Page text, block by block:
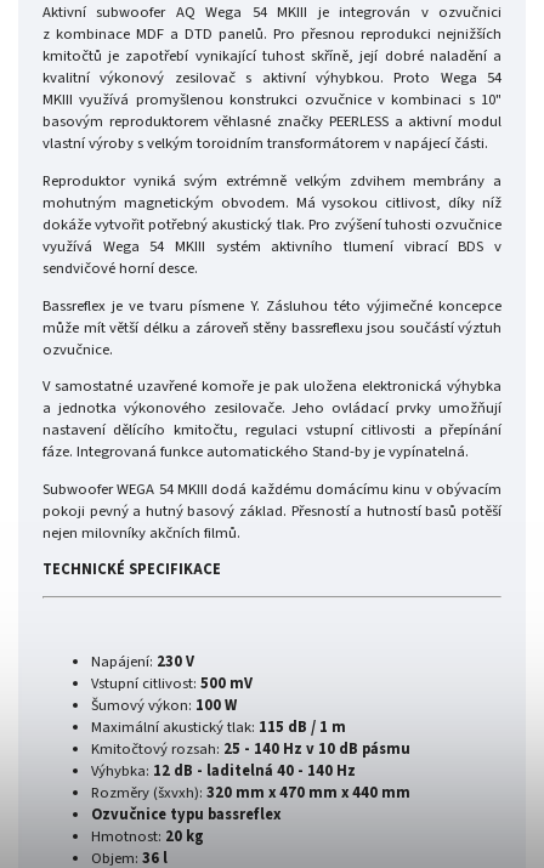
Aktivní subwoofer AQ Wega 54 MKIII je integrován v ozvučnici
z kombinace MDF a DTD panelů. Pro přesnou reprodukci nejnižších
kmitočtů je zapotřebí vynikající tuhost skříně, její dobré naladění a
kvalitní výkonový zesilovač s aktivní výhybkou. Proto Wega 54
MKIII využívá promyšlenou konstrukci ozvučnice v kombinaci s 10"
basovým reproduktorem věhlasné značky PEERLESS a aktivní modul
vlastní výroby s velkým toroidním transformátorem v napájecí části.
Reproduktor vyniká svým extrémně velkým zdvihem membrány a
mohutným magnetickým obvodem. Má vysokou citlivost, díky níž
dokáže vytvořit potřebný akustický tlak. Pro zvýšení tuhosti ozvučnice
využívá Wega 54 MKIII systém aktivního tlumení vibrací BDS v
sendvičové horní desce.
Bassreflex je ve tvaru písmene Y. Zásluhou této výjimečné koncepce
může mít větší délku a zároveň stěny bassreflexu jsou součástí výztuh
ozvučnice.
V samostatné uzavřené komoře je pak uložena elektronická výhybka
a jednotka výkonového zesilovače. Jeho ovládací prvky umožňují
nastavení dělícího kmitočtu, regulaci vstupní citlivosti a přepínání
fáze. Integrovaná funkce automatického Stand-by je vypínatelná.
Subwoofer WEGA 54 MKIII dodá každému domácímu kinu v obývacím
pokoji pevný a hutný basový základ. Přesností a hutností basů potěší
nejen milovníky akčních filmů.
TECHNICKÉ SPECIFIKACE
Napájení: 230 V
Vstupní citlivost: 500 mV
Šumový výkon: 100 W
Maximální akustický tlak: 115 dB / 1 m
Kmitočtový rozsah: 25 - 140 Hz v 10 dB pásmu
Výhybka: 12 dB - laditelná 40 - 140 Hz
Rozměry (šxvxh): 320 mm x 470 mm x 440 mm
Ozvučnice typu bassreflex
Hmotnost: 20 kg
Objem: 36 l